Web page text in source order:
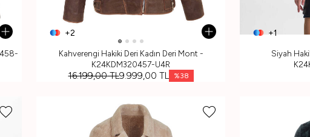
+2
Kahverengi Hakiki Deri Kadın Deri Mont -
K24KDM320457-U4R
16.199,00TL9.999,00 TL %38
+1
Siyah